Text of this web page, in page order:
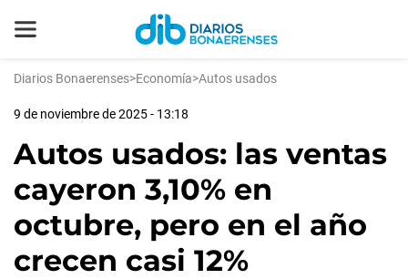
Diarios Bonaerenses>Economía>Autos usados
9 de noviembre de 2025 - 13:18
Autos usados: las ventas
cayeron 3,10% en
octubre, pero en el año
crecen casi 12%